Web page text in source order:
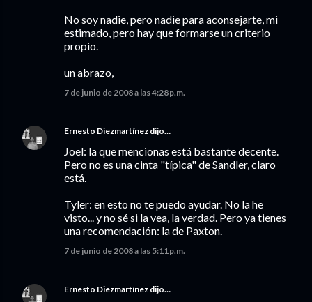
No soy nadie, pero nadie para aconsejarte, mi
estimado, pero hay que formarse un criterio
propio.
un abrazo,
7 de junio de 2008 a las 4:28 p.m.
Ernesto Diezmartínez dijo…
Joel: la que mencionas está bastante decente.
Pero no es una cinta "típica" de Sandler, claro
está.
Tyler: en esto no te puedo ayudar. No la he
visto... y no sé si la vea, la verdad. Pero ya tienes
una recomendación: la de Paxton.
7 de junio de 2008 a las 5:11 p.m.
Ernesto Diezmartínez dijo…